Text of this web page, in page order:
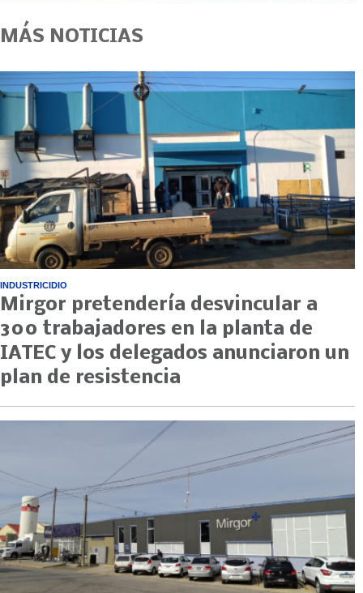
MÁS NOTICIAS
INDUSTRICIDIO
Mirgor pretendería desvincular a
300 trabajadores en la planta de
IATEC y los delegados anunciaron un
plan de resistencia